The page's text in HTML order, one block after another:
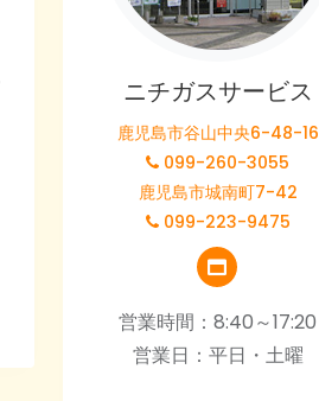
ニチガスサービス
鹿児島市谷山中央6-48-16
099-260-3055
鹿児島市城南町7-42
099-223-9475
営業時間：8:40～17:20
営業日：平日・土曜